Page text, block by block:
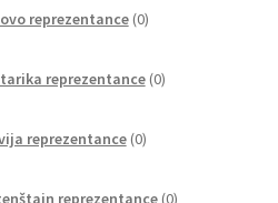
reprezentance 0izdelkov
reprezentance 0izdelkov
reprezentance 0izdelkov
reprezentance 0